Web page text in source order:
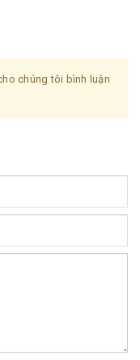
chúng tôi bình luận